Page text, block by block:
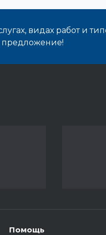
видах работ и
Помощь